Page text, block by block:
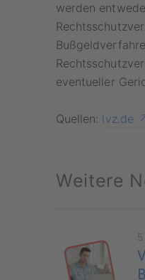
werden
eventueller
Quellen: lvz.de
Weitere